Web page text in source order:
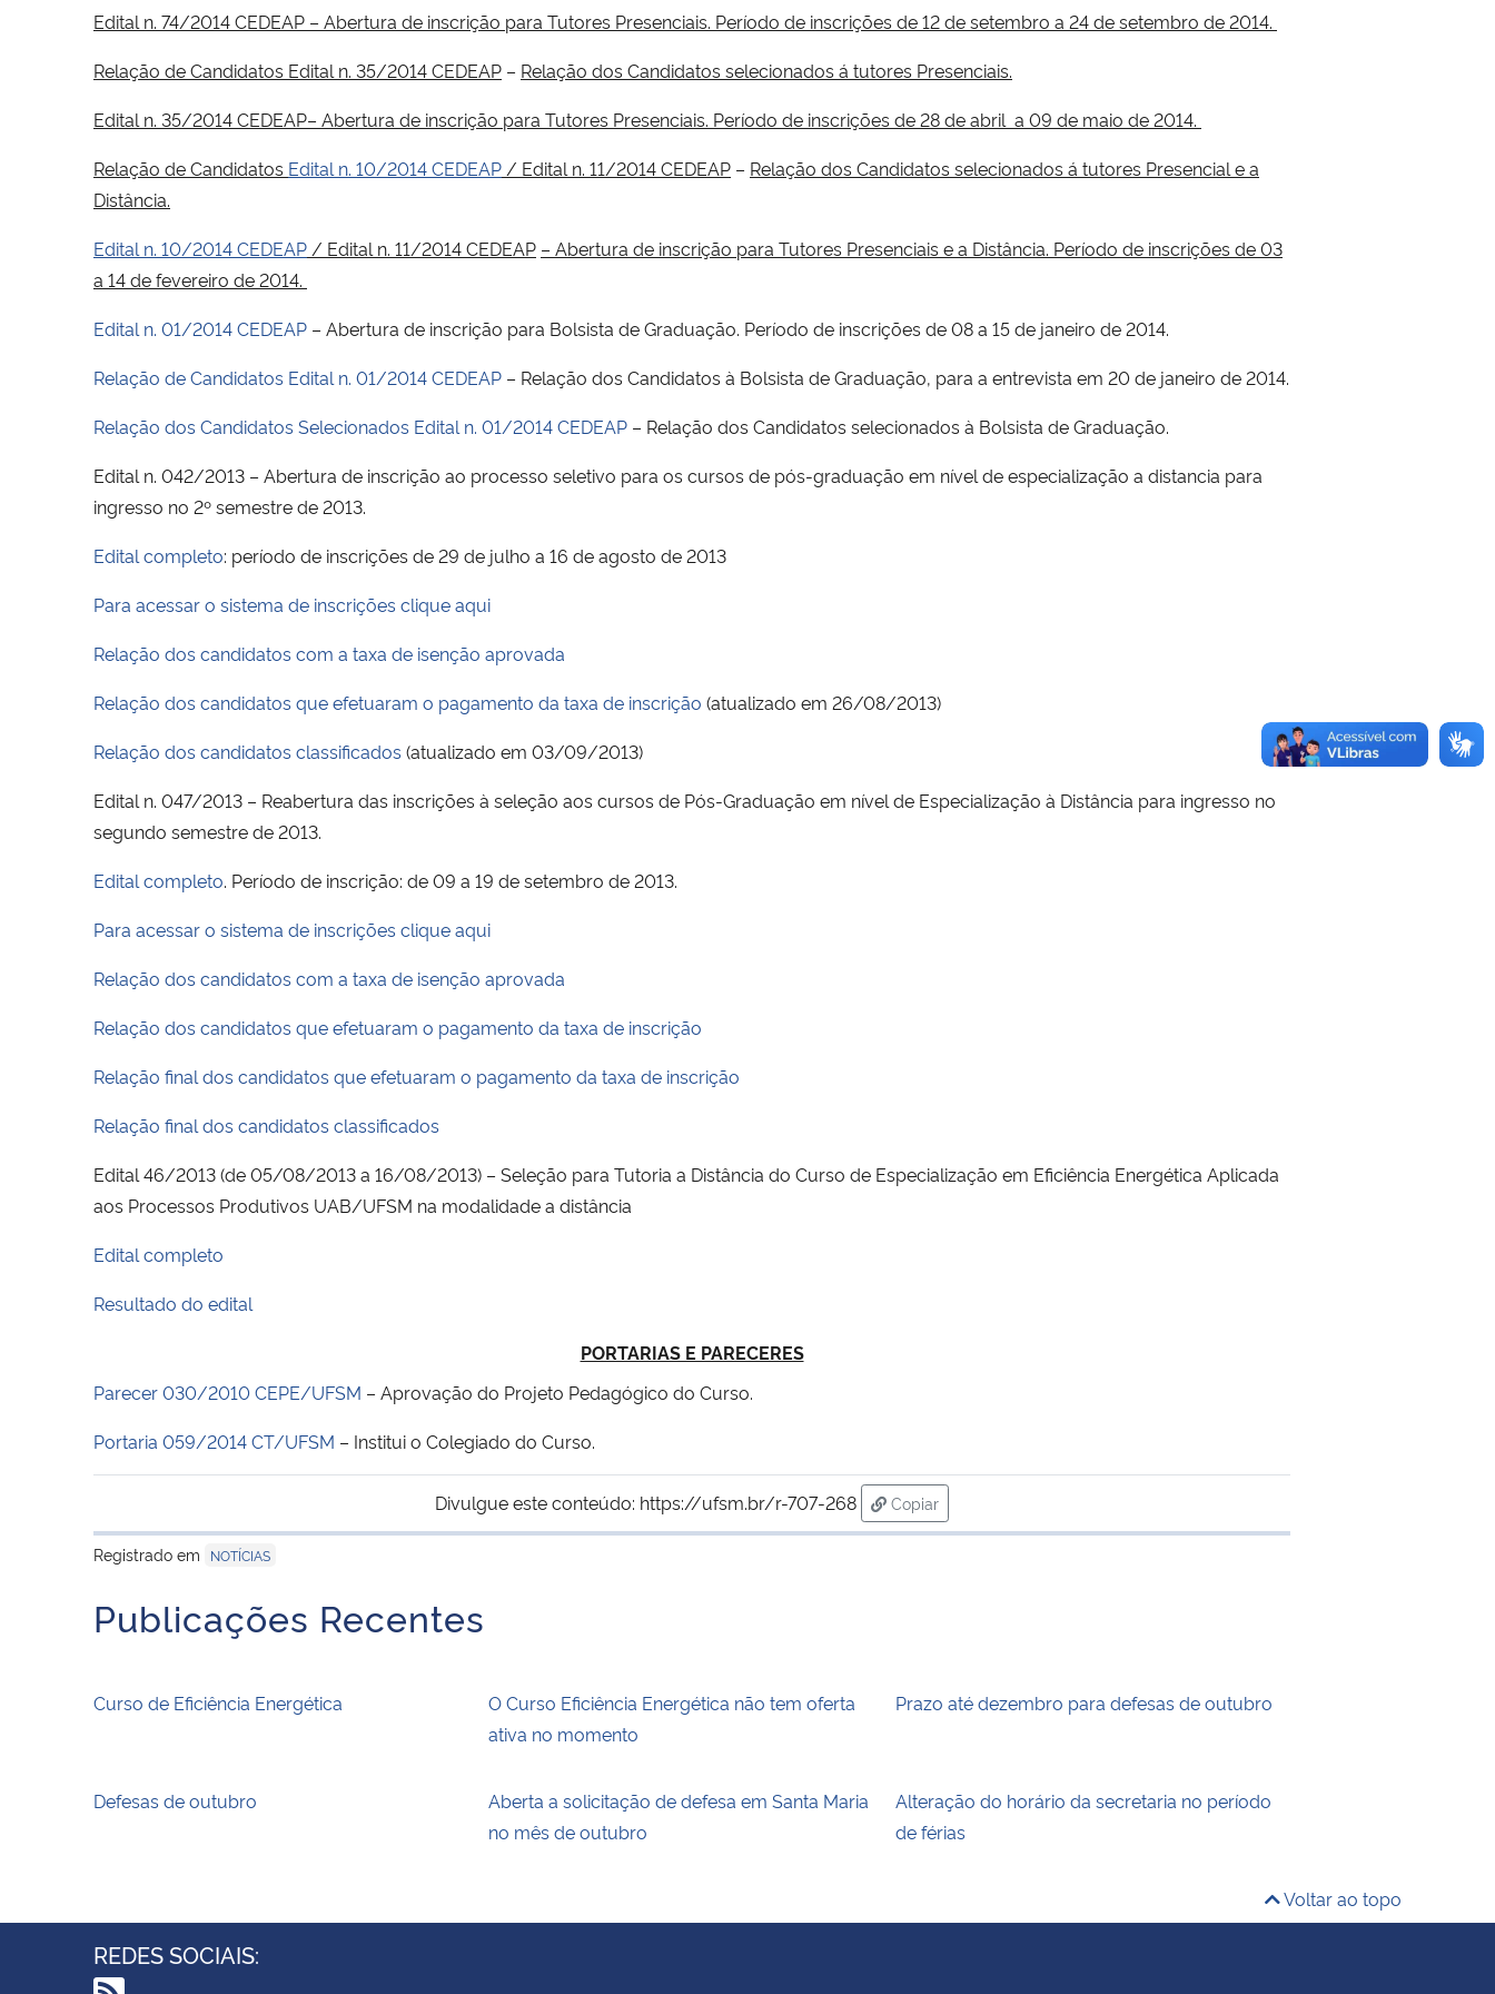
Edital n. 74/2014 CEDEAP – Abertura de inscrição para Tutores Presenciais. Período de inscrições de 12 de setembro a 24 de setembro de 2014.
Relação de Candidatos Edital n. 35/2014 CEDEAP – Relação dos Candidatos selecionados á tutores Presenciais.
Edital n. 35/2014 CEDEAP– Abertura de inscrição para Tutores Presenciais. Período de inscrições de 28 de abril a 09 de maio de 2014.
Relação de Candidatos Edital n. 10/2014 CEDEAP / Edital n. 11/2014 CEDEAP – Relação dos Candidatos selecionados á tutores Presencial e a
Distância.
Edital n. 10/2014 CEDEAP / Edital n. 11/2014 CEDEAP – Abertura de inscrição para Tutores Presenciais e a Distância. Período de inscrições de 03
a 14 de fevereiro de 2014.
Edital n. 01/2014 CEDEAP – Abertura de inscrição para Bolsista de Graduação. Período de inscrições de 08 a 15 de janeiro de 2014.
Relação de Candidatos Edital n. 01/2014 CEDEAP – Relação dos Candidatos à Bolsista de Graduação, para a entrevista em 20 de janeiro de 2014.
Relação dos Candidatos Selecionados Edital n. 01/2014 CEDEAP – Relação dos Candidatos selecionados à Bolsista de Graduação.
Edital n. 042/2013 – Abertura de inscrição ao processo seletivo para os cursos de pós-graduação em nível de especialização a distancia para
ingresso no 2º semestre de 2013.
Edital completo: período de inscrições de 29 de julho a 16 de agosto de 2013
Para acessar o sistema de inscrições clique aqui
Relação dos candidatos com a taxa de isenção aprovada
Relação dos candidatos que efetuaram o pagamento da taxa de inscrição (atualizado em 26/08/2013)
Relação dos candidatos classificados (atualizado em 03/09/2013)
Edital n. 047/2013 – Reabertura das inscrições à seleção aos cursos de Pós-Graduação em nível de Especialização à Distância para ingresso no
segundo semestre de 2013.
Edital completo. Período de inscrição: de 09 a 19 de setembro de 2013.
Para acessar o sistema de inscrições clique aqui
Relação dos candidatos com a taxa de isenção aprovada
Relação dos candidatos que efetuaram o pagamento da taxa de inscrição
Relação final dos candidatos que efetuaram o pagamento da taxa de inscrição
Relação final dos candidatos classificados
Edital 46/2013 (de 05/08/2013 a 16/08/2013) – Seleção para Tutoria a Distância do Curso de Especialização em Eficiência Energética Aplicada
aos Processos Produtivos UAB/UFSM na modalidade a distância
Edital completo
Resultado do edital
PORTARIAS E PARECERES
Parecer 030/2010 CEPE/UFSM – Aprovação do Projeto Pedagógico do Curso.
Portaria 059/2014CT/UFSM – Institui o Colegiado do Curso.
Divulgue este conteúdo: https://ufsm.br/r-707-268
Copiar
para área de transferência
Registrado em
NOTÍCIAS
Publicações Recentes
Curso de Eficiência Energética
O Curso Eficiência Energética não tem oferta
ativa no momento
Prazo até dezembro para defesas de outubro
Defesas de outubro
Aberta a solicitação de defesa em Santa Maria
no mês de outubro
Alteração do horário da secretaria no período
de férias
Voltar ao topo
REDES SOCIAIS: